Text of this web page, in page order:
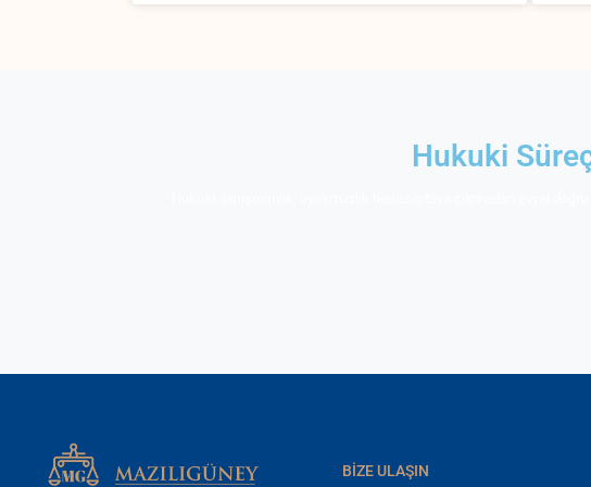
Hukuki
BIZE ULAŞIN